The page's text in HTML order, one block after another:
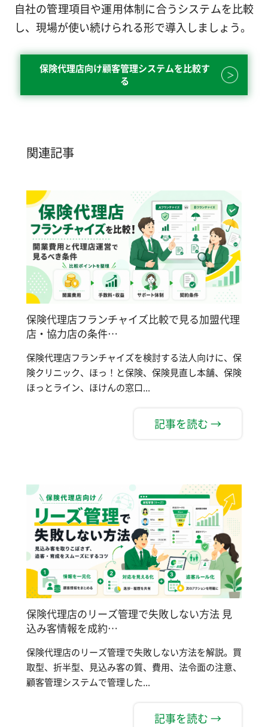
自社の管理項目や運用体制に合うシステムを比較
し、現場が使い続けられる形で導入しましょう。
保険代理店向け顧客管理システムを比較す
る
関連記事
保険代理店フランチャイズ比較で見る加盟代理
店・協力店の条件…
保険代理店フランチャイズを検討する法人向けに、保
険クリニック、ほっ！と保険、保険見直し本舗、保険
ほっとライン、ほけんの窓口...
記事を読む →
保険代理店のリーズ管理で失敗しない方法 見
込み客情報を成約…
保険代理店のリーズ管理で失敗しない方法を解説。買
取型、折半型、見込み客の質、費用、法令面の注意、
顧客管理システムで管理した...
記事を読む →